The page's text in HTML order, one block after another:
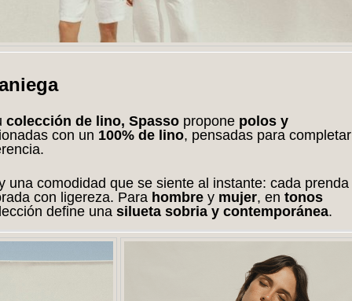
colección de lino, Spasso propone polos y
con un 100% de lino, pensadas para completar
una comodidad que se siente al instante: cada prenda
con ligereza. Para hombre y mujer, en tonos
define una silueta sobria y contemporánea.